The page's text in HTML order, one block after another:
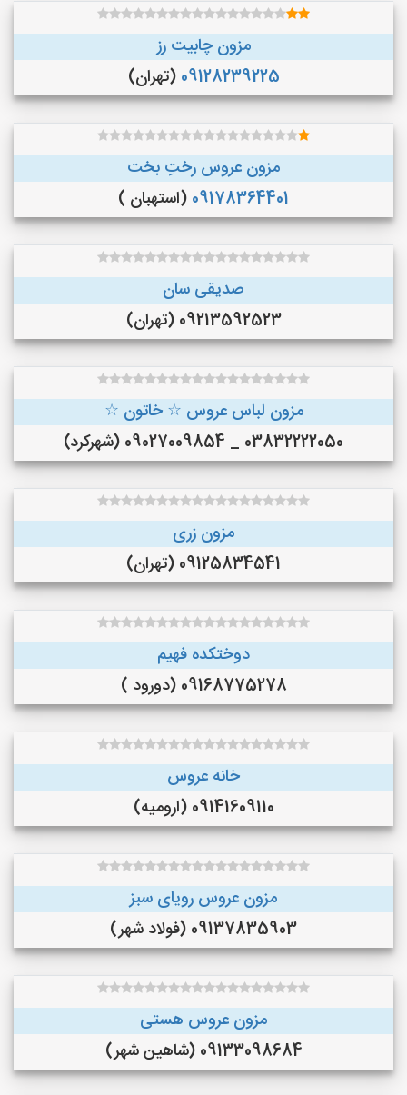
مزون چابیت رز
09128239225 (تهران)
مزون عروس رختِ بخت
09178364401 (استهبان )
صدیقی سان
09213592523 (تهران)
مزون لباس عروس ☆ خاتون ☆
03832222050 _ 09027009854 (شهرکرد)
مزون زری
09125834541 (تهران)
دوختکده فهیم
09168775278 (دورود )
خانه عروس
09141609110 (ارومیه)
مزون عروس رویای سبز
09137835903 (فولاد شهر)
مزون عروس هستی
09133098684 (شاهین شهر)